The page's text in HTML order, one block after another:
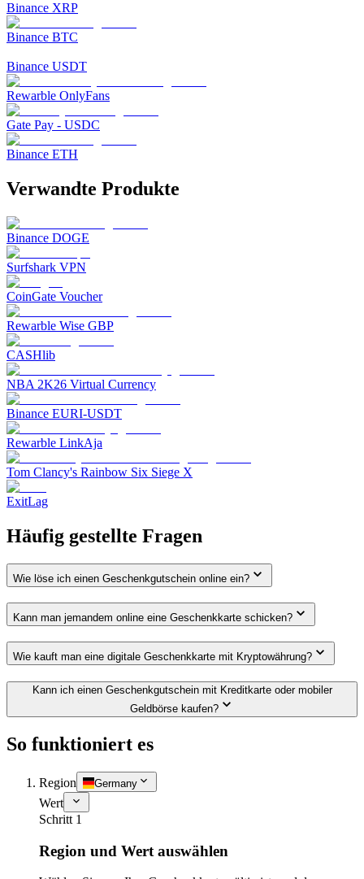
Binance XRP
Binance BTC
Binance USDT
Rewarble OnlyFans
Gate Pay - USDC
Binance ETH
Verwandte Produkte
Binance DOGE
Surfshark VPN
CoinGate Voucher
Rewarble Wise GBP
CASHlib
NBA 2K26 Virtual Currency
Binance EURI-USDT
Rewarble LinkAja
Tom Clancy's Rainbow Six Siege X
ExitLag
Häufig gestellte Fragen
Wie löse ich einen Geschenkgutschein online ein?
Kann man jemandem online eine Geschenkkarte schicken?
Wie kauft man eine digitale Geschenkkarte mit Kryptowährung?
Kann ich einen Geschenkgutschein mit Kreditkarte oder mobiler
Geldbörse kaufen?
So funktioniert es
Region Germany
Wert
Schritt 1
Region und Wert auswählen